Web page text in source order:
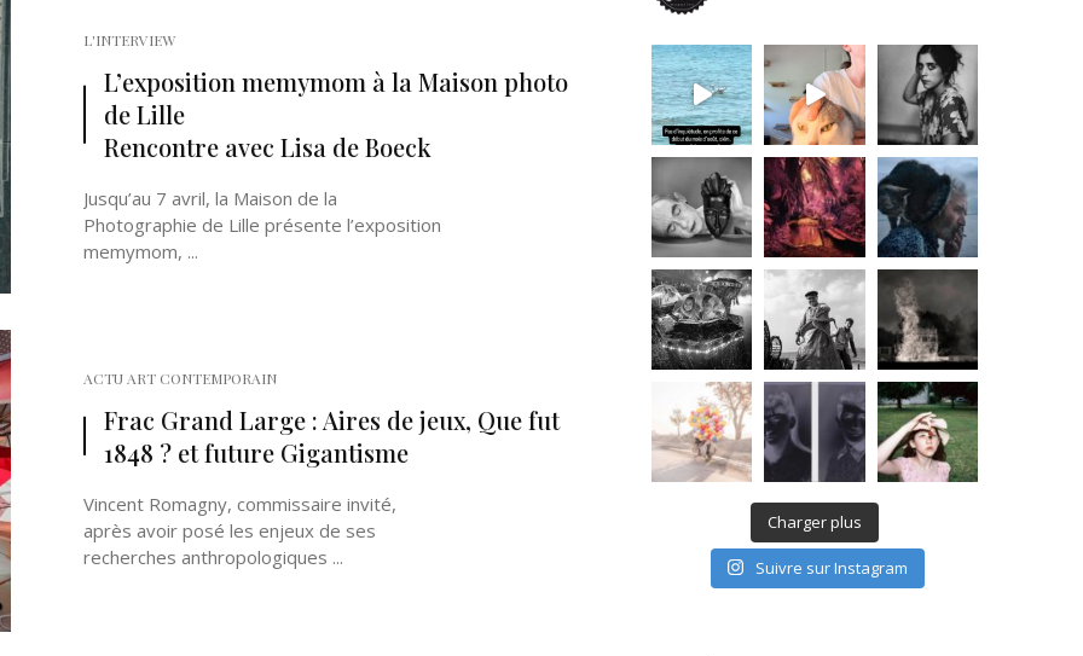
L'INTERVIEW
L’exposition memymom à la Maison photo
de Lille
Rencontre avec Lisa de Boeck
Jusqu’au 7 avril, la Maison de la
Photographie de Lille présente l’exposition
memymom, ...
ACTU ART CONTEMPORAIN
Frac Grand Large : Aires de jeux, Que fut
1848 ? et future Gigantisme
Vincent Romagny, commissaire invité,
après avoir posé les enjeux de ses
recherches anthropologiques ...
Charger plus
Suivre sur Instagram